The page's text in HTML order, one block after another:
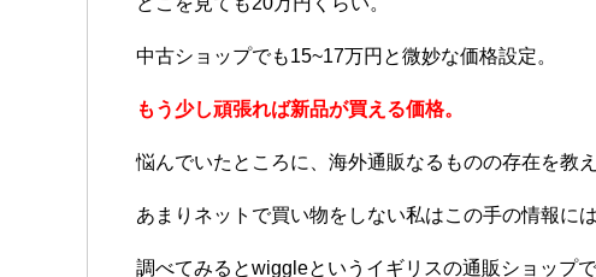
中古ショップでも15~17万円と微妙な価格設定。
もう少し頑張れば新品が買える価格。
悩んでいたところに、海外通販なるものの存在を教
あまりネットで買い物をしない私はこの手の情報に
調べてみるとwiggleというイギリスの通販ショップ